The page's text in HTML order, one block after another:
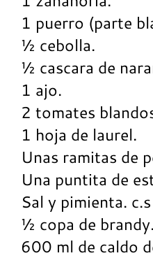
1 puerro (parte
½ cebolla.
½ cascara de
1 ajo.
2 tomates
1 hoja de laurel.
Unas ramitas de
Una puntita de
Sal y pimienta. c.s
½ copa de brandy.
600 ml de caldo